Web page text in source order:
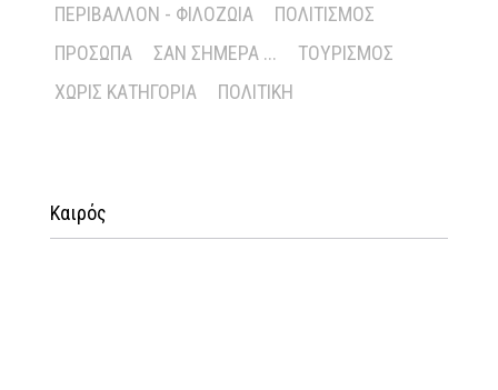
ΠΕΡΙΒΆΛΛΟΝ - ΦΙΛΟΖΩΊΑ
ΠΟΛΙΤΙΣΜΌΣ
ΠΡΌΣΩΠΑ
ΣΑΝ ΣΉΜΕΡΑ ...
ΤΟΥΡΙΣΜΌΣ
ΧΩΡΊΣ ΚΑΤΗΓΟΡΊΑ
ΠΟΛΙΤΙΚΉ
Καιρός